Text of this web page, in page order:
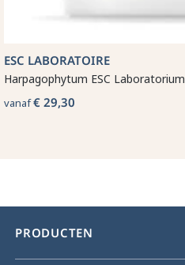
ESC LABORATOIRE
Harpagophytum ESC Laboratorium
vanaf€ 29,30
PRODUCTEN